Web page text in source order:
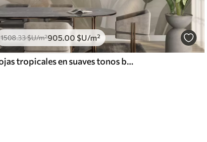
1508.33$U/m²905 .00 $U/m²
Hojas tropicales en suaves tonos beige y verde, con efecto acuarela y suaves transiciones de color